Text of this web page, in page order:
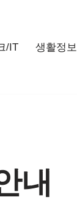
/IT 생활정보
내